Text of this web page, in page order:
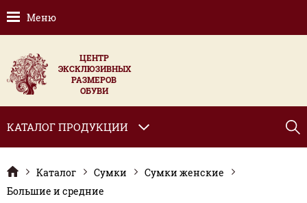
Меню
ЦЕНТР
ЭКСКЛЮЗИВНЫХ
РАЗМЕРОВ
ОБУВИ
КАТАЛОГ ПРОДУКЦИИ
Каталог Сумки
Сумки женские
Большие и средние